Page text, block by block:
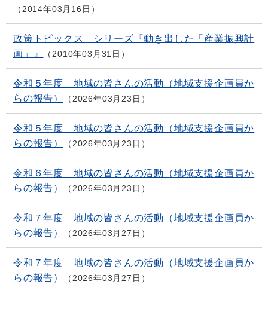
2014年03月16日
政策トピックス シリーズ『動き出した「産業振興計
画」』
2010年03月31日
令和５年度 地域の皆さんの活動（地域支援企画員か
らの報告）
2026年03月23日
令和５年度 地域の皆さんの活動（地域支援企画員か
らの報告）
2026年03月23日
令和６年度 地域の皆さんの活動（地域支援企画員か
らの報告）
2026年03月23日
令和７年度 地域の皆さんの活動（地域支援企画員か
らの報告）
2026年03月27日
令和７年度 地域の皆さんの活動（地域支援企画員か
らの報告）
2026年03月27日